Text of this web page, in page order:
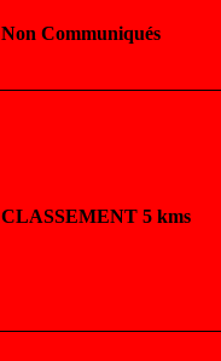
Non Communiqués
CLASSEMENT 5 kms